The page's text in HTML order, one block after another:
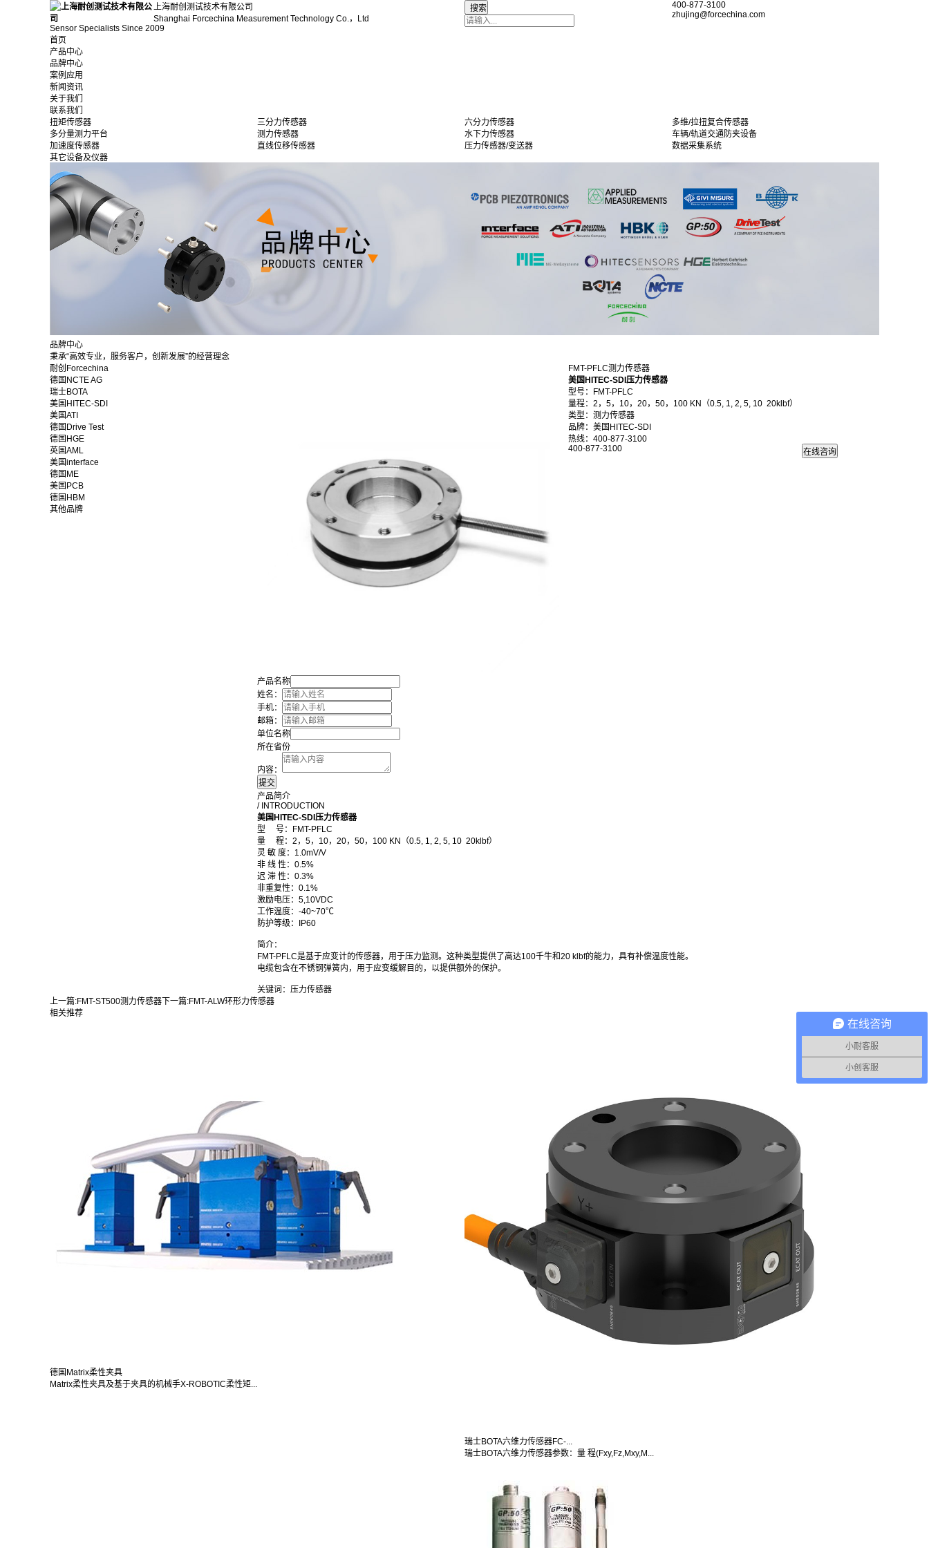
上海耐创测试技术有限公司
Shanghai Forcechina Measurement Technology Co.，Ltd
Sensor Specialists Since 2009
400-877-3100
zhujing@forcechina.com
首页
产品中心
品牌中心
案例应用
新闻资讯
关于我们
联系我们
扭矩传感器
三分力传感器 六分力传感器
多维/拉扭复合传感器
多分量测力平台
测力传感器 水下力传感器
车辆/轨道交通防夹设备
加速度传感器
直线位移传感器 压力传感器/变送器
数据采集系统
其它设备及仪器
品牌中心
秉承“高效专业，服务客户，创新发展”的经营理念
耐创Forcechina
德国NCTE AG
瑞士BOTA
美国HITEC-SDI
美国ATI
德国Drive Test
德国HGE
英国AML
美国interface
德国ME
美国PCB
德国HBM
其他品牌
FMT-PFLC测力传感器
美国HITEC-SDI压力传感器
型号：
FMT-PFLC
量程：2，5，10，20，50，100 KN（0.5, 1, 2, 5, 10 20klbf）
类型：测力传感器
品牌：美国HITEC-SDI
热线：400-877-3100
400-877-3100
产品名称
姓名：
手机：
邮箱：
单位名称
所在省份
内容：
产品简介
/ INTRODUCTION
美国HITEC-SDI压力传感器
型 号：
FMT-PFLC
量 程：2，5，10，20，50，100 KN（0.5, 1, 2, 5, 10 20klbf）
灵 敏 度：1.0mV/V
非 线 性：0.5%
迟 滞 性：0.3%
非重复性：0.1%
激励电压：5,10VDC
工作温度：-40~70℃
防护等级：IP60
简介：
FMT-PFLC是基于应变计的传感器，用于压力监测。这种类型提供了高达100千牛和20 klbf的能力，具有补偿温度性能。
电缆包含在不锈钢弹簧内，用于应变缓解目的，以提供额外的保护。
关键词：压力传感器
上一篇:FMT-ST500测力传感器 下一篇:FMT-ALW环形力传感器
相关推荐
德国Matrix柔性夹具
Matrix柔性夹具及基于夹具的机械手X-ROBOTIC柔性矩...
瑞士BOTA六维力传感器FC-...
瑞士BOTA六维力传感器参数：量 程(Fxy,Fz,Mxy,M...
在线咨询
小耐客服
小创客服